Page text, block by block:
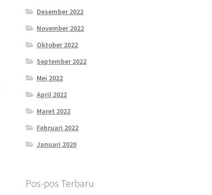
Desember 2022
November 2022
Oktober 2022
September 2022
Mei 2022
April 2022
Maret 2022
Februari 2022
Januari 2020
Pos-pos Terbaru